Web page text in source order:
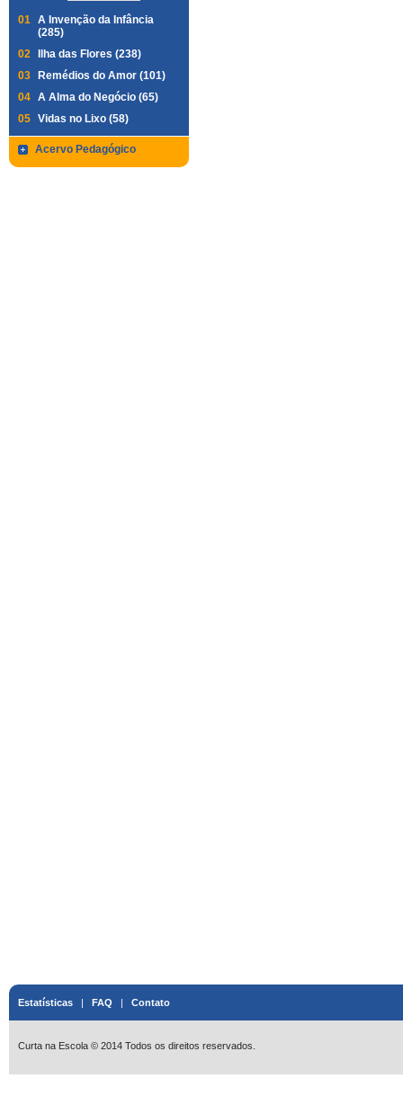
01 A Invenção da Infância
(285)
02
Ilha das Flores (238)
03
Remédios do Amor (101)
04 A Alma do Negócio (65)
05 Vidas no Lixo (58)
Acervo Pedagógico
Estatísticas | FAQ | Contato
Curta na Escola © 2014 Todos os direitos reservados.